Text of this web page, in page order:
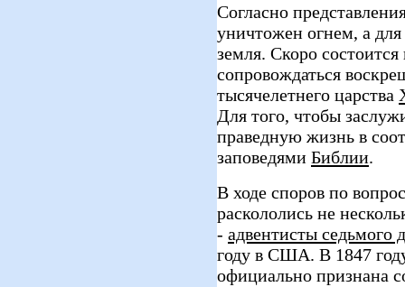
Согласно
уничтожен огнем, а
земля. Скоро
сопровождаться
тысячелетнего царства
Для того, чтобы
праведную жизнь в
заповедями Библии.
В ходе споров по
раскололись не
- адвентисты седьмого
году в США. В 1847
официально признана